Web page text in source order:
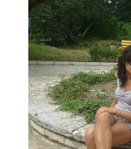
OSIĄGNIĘCIA
KONCERTY
WSPÓŁPRACA
PRASA
POLITYKA COOKIES
RODO
REKRUTACJA